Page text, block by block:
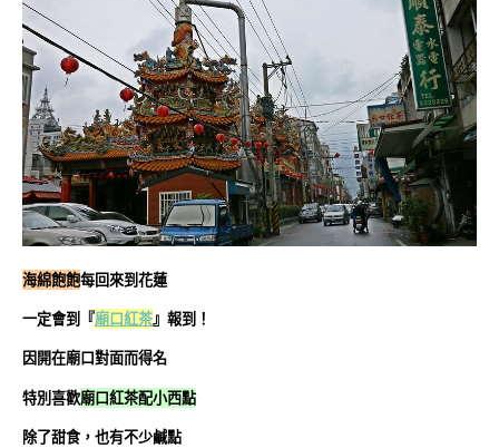
海綿飽飽每回來到花蓮
一定會到『廟口紅茶』報到！
因開在廟口對面而得名
特別喜歡廟口紅茶配小西點
除了甜食，也有不少鹹點